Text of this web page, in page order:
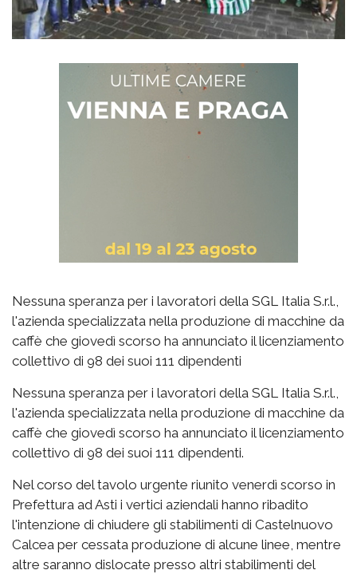
Nessuna speranza per i lavoratori della SGL Italia S.r.l.,
l'azienda specializzata nella produzione di macchine da
caffè che giovedì scorso ha annunciato il licenziamento
collettivo di 98 dei suoi 111 dipendenti
Nessuna speranza per i lavoratori della SGL Italia S.r.l.,
l'azienda specializzata nella produzione di macchine da
caffè che giovedì scorso ha annunciato il licenziamento
collettivo di 98 dei suoi 111 dipendenti.
Nel corso del tavolo urgente riunito venerdì scorso in
Prefettura ad Asti i vertici aziendali hanno ribadito
l'intenzione di chiudere gli stabilimenti di Castelnuovo
Calcea per cessata produzione di alcune linee, mentre
altre saranno dislocate presso altri stabilimenti del